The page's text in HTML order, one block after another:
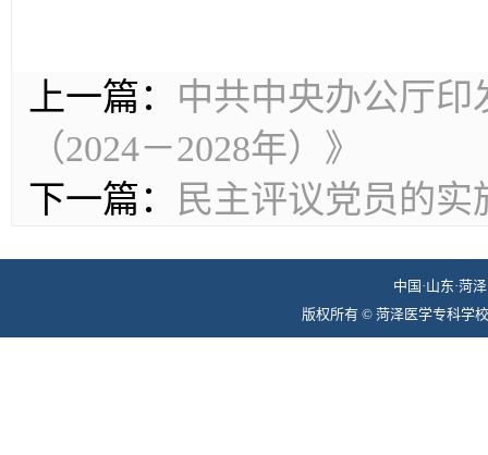
上一篇： 中共中央办公厅
（2024－2028年）》
下一篇：
民主评议党员的实
中国·山东·菏
版权所有 © 菏泽医学专科学